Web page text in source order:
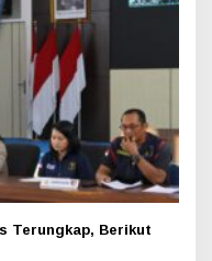
Terungkap, Berikut